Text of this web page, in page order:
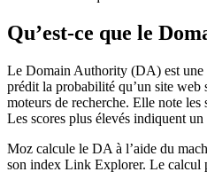
Qu’est-ce que le
Le Domain Authority (DA) est une
prédit la probabilité qu’un site web
moteurs de recherche. Elle note les
Les scores plus élevés indiquent
Moz calcule le DA à l’aide du
son index Link Explorer. Le calcul